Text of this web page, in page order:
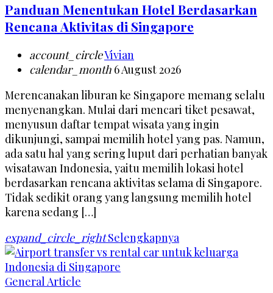
Panduan Menentukan Hotel Berdasarkan
Rencana Aktivitas di Singapore
account_circleVivian
calendar_month 6 August 2026
Merencanakan liburan ke Singapore memang selalu
menyenangkan. Mulai dari mencari tiket pesawat,
menyusun daftar tempat wisata yang ingin
dikunjungi, sampai memilih hotel yang pas. Namun,
ada satu hal yang sering luput dari perhatian banyak
wisatawan Indonesia, yaitu memilih lokasi hotel
berdasarkan rencana aktivitas selama di Singapore.
Tidak sedikit orang yang langsung memilih hotel
karena sedang […]
expand_circle_rightSelengkapnya
General Article